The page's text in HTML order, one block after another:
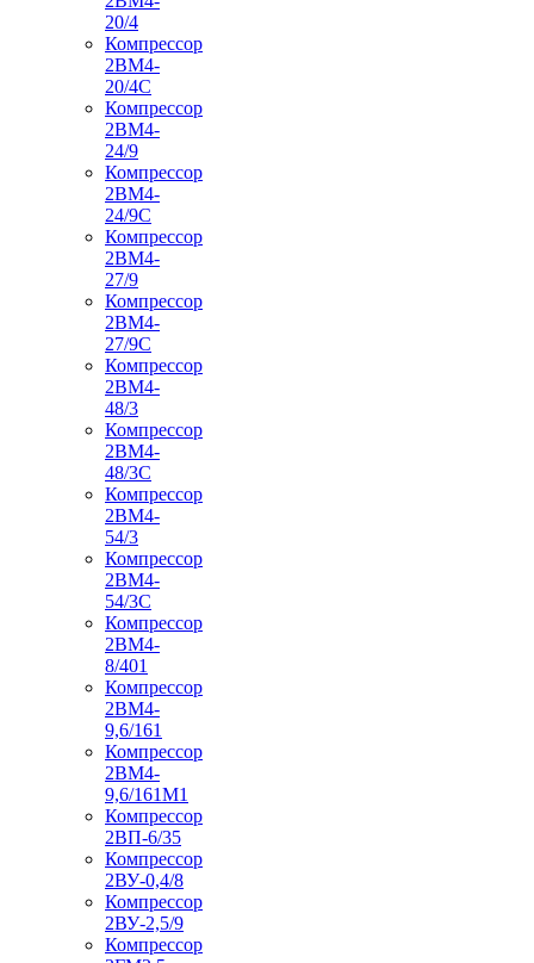
20/4
Компрессор
2ВМ4-
20/4С
Компрессор
2ВМ4-
24/9
Компрессор
2ВМ4-
24/9С
Компрессор
2ВМ4-
27/9
Компрессор
2ВМ4-
27/9С
Компрессор
2ВМ4-
48/3
Компрессор
2ВМ4-
48/3С
Компрессор
2ВМ4-
54/3
Компрессор
2ВМ4-
54/3С
Компрессор
2ВМ4-
8/401
Компрессор
2ВМ4-
9,6/161
Компрессор
2ВМ4-
9,6/161М1
Компрессор
2ВП-6/35
Компрессор
2ВУ-0,4/8
Компрессор
2ВУ-2,5/9
Компрессор